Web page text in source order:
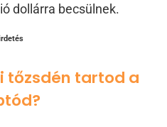
dollárra becsülnek.
tőzsdén tartod a